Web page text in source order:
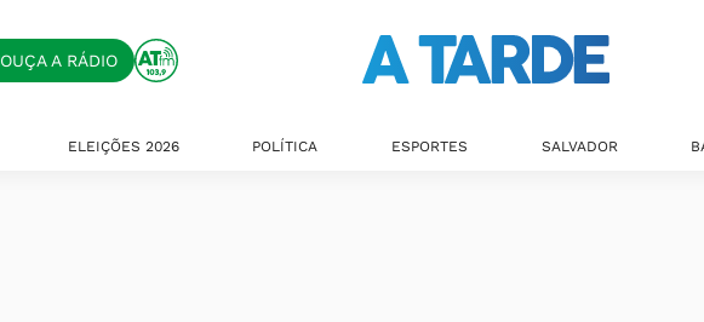
OUÇA A RÁDIO
ELEIÇÕES 2026 POLÍTICA ESPORTES SALVADOR